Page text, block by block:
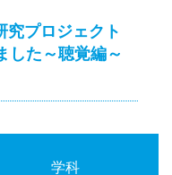
究プロジェクト
した～聴覚編～
学科